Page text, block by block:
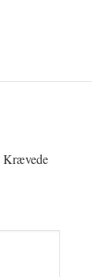
Krævede